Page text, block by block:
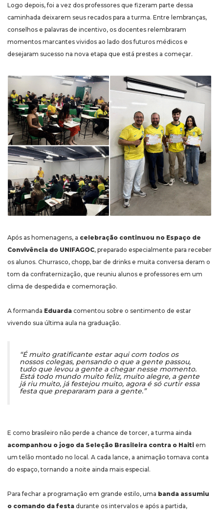
Logo depois, foi a vez dos professores que fizeram parte dessa
caminhada deixarem seus recados para a turma. Entre lembranças,
conselhos e palavras de incentivo, os docentes relembraram
momentos marcantes vividos ao lado dos futuros médicos e
desejaram sucesso na nova etapa que está prestes a começar.
Após as homenagens, a celebração continuou no Espaço de
Convivência do UNIFAGOC, preparado especialmente para receber
os alunos. Churrasco, chopp, bar de drinks e muita conversa deram o
tom da confraternização, que reuniu alunos e professores em um
clima de despedida e comemoração.
A formanda Eduarda comentou sobre o sentimento de estar
vivendo sua última aula na graduação.
“É muito gratificante estar aqui com todos os
nossos colegas, pensando o que a gente passou,
tudo que levou a gente a chegar nesse momento.
Está todo mundo muito feliz, muito alegre, a gente
já riu muito, já festejou muito, agora é só curtir essa
festa que prepararam para a gente.”
E como brasileiro não perde a chance de torcer, a turma ainda
acompanhou o jogo da Seleção Brasileira contra o Haiti em
um telão montado no local. A cada lance, a animação tomava conta
do espaço, tornando a noite ainda mais especial.
Para fechar a programação em grande estilo, uma banda assumiu
o comando da festa durante os intervalos e após a partida,